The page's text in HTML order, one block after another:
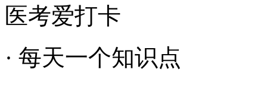
医考爱打卡
· 每天一个知识点